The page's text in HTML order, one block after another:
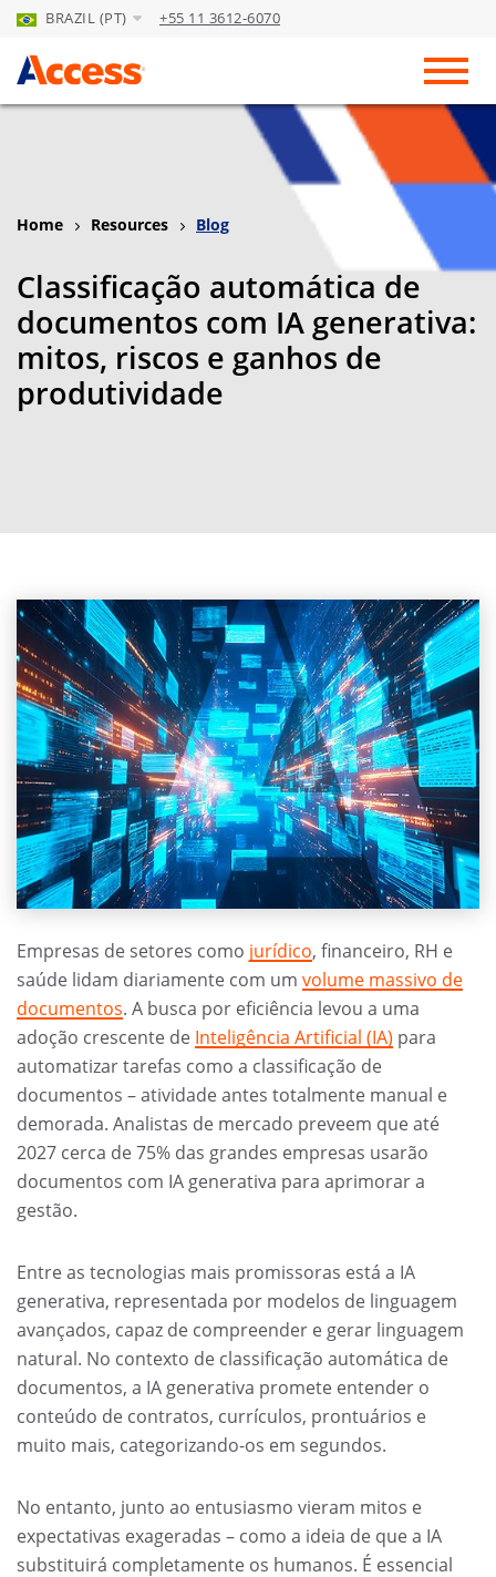
Skip to Main Content
BRAZIL (PT) +55 11 3612-6070
Home Resources Blog
Classificação automática de
documentos com IA generativa:
mitos, riscos e ganhos de
produtividade
Empresas de setores como jurídico, financeiro, RH e
saúde lidam diariamente com um volume massivo de
documentos. A busca por eficiência levou a uma
adoção crescente de Inteligência Artificial (IA) para
automatizar tarefas como a classificação de
documentos – atividade antes totalmente manual e
demorada. Analistas de mercado preveem que até
2027 cerca de 75% das grandes empresas usarão
documentos com IA generativa para aprimorar a
gestão.
Entre as tecnologias mais promissoras está a IA
generativa, representada por modelos de linguagem
avançados, capaz de compreender e gerar linguagem
natural. No contexto de classificação automática de
documentos, a IA generativa promete entender o
conteúdo de contratos, currículos, prontuários e
muito mais, categorizando-os em segundos.
No entanto, junto ao entusiasmo vieram mitos e
expectativas exageradas – como a ideia de que a IA
substituirá completamente os humanos. É essencial